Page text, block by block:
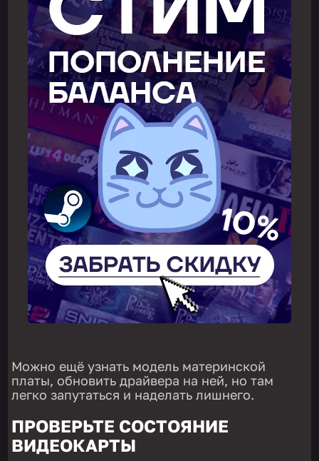
Можно ещё узнать модель материнской
платы, обновить драйвера на ней, но там
легко запутаться и наделать лишнего.
ПРОВЕРЬТЕ СОСТОЯНИЕ
ВИДЕОКАРТЫ